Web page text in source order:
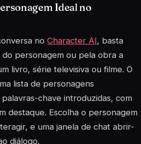
Ideal no
no Character AI, basta
personagem ou pela obra a
livro, série televisiva ou filme. O
lista de personagens
chave introduzidas, com
destaque. Escolha o personagem
e uma janela de chat abrir-
diálogo.